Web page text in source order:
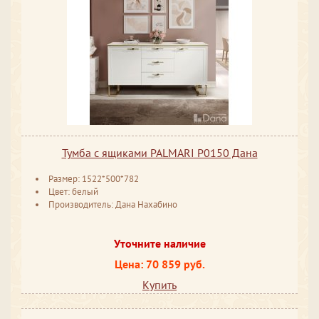
Тумба с ящиками PALMARI P0150 Дана
Размер: 1522*500*782
Цвет: белый
Производитель: Дана Нахабино
Уточните наличие
Цена: 70 859 руб.
Купить